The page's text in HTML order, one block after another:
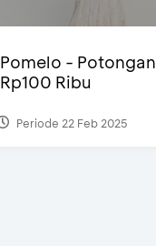
Pomelo - Potongan
Rp100 Ribu
Periode 22 Feb 2025